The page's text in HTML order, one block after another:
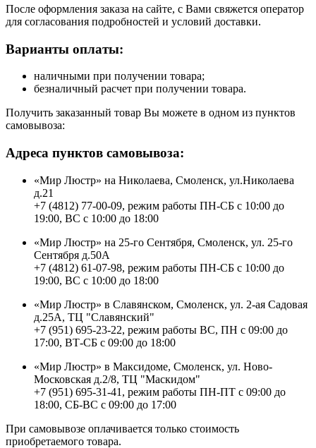
После оформления заказа на сайте, с Вами свяжется оператор
для согласования подробностей и условий доставки.
Варианты оплаты:
наличными при получении товара;
безналичный расчет при получении товара.
Получить заказанный товар Вы можете в одном из пунктов
самовывоза:
Адреса пунктов самовывоза:
«Мир Люстр» на Николаева, Смоленск, ул.Николаева
д.21
+7 (4812) 77-00-09, режим работы ПН-СБ с 10:00 до
19:00, ВС с 10:00 до 18:00
«Мир Люстр» на 25-го Сентября, Смоленск, ул. 25-го
Сентября д.50А
+7 (4812) 61-07-98, режим работы ПН-СБ с 10:00 до
19:00, ВС с 10:00 до 18:00
«Мир Люстр» в Славянском, Смоленск, ул. 2-ая Садовая
д.25А, ТЦ "Славянский"
+7 (951) 695-23-22, режим работы ВС, ПН с 09:00 до
17:00, ВТ-СБ с 09:00 до 18:00
«Мир Люстр» в Максидоме, Смоленск, ул. Ново-
Московская д.2/8, ТЦ "Маскидом"
+7 (951) 695-31-41, режим работы ПН-ПТ с 09:00 до
18:00, СБ-ВС с 09:00 до 17:00
При самовывозе оплачивается только стоимость
приобретаемого товара.